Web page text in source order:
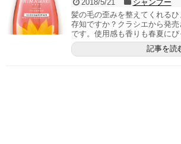
2018/5/21
シャンプー
髪の毛の歪みを整えてくれる
存知ですか？クラシエから発
です。使用感も香りも春夏にぴ
記事を読